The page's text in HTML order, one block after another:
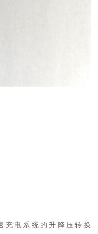
机
充电系统的升降压转换